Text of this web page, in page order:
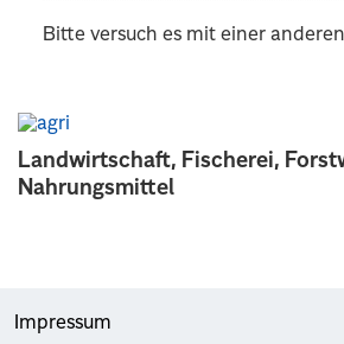
Landwirtschaft, Fischerei,
Nahrungsmittel
Bitte versuch es mit einer
Impressum